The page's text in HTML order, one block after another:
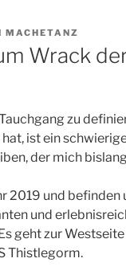
MACHETANZ
Wrack
zu
ist ein
der mich
2019 und
und
geht zur
Thistlegorm.